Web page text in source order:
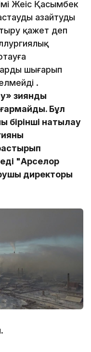
Жеңіс Қасымбек
азайтудың
қажет деп
шығарып
.
зиянды
Бұл
бірінші нақтылау
"Арселор
директоры